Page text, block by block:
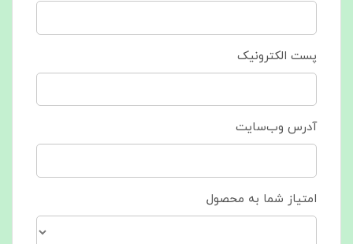
پست الکترونیک
آدرس وب‌سایت
امتیاز شما به محصول